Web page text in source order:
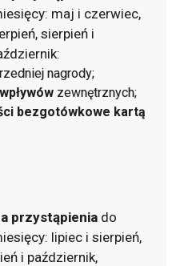
maj i czerwiec,
sierpień i
nagrody;
zewnętrznych;
bezgotówkowe kartą
przystąpienia do
lipiec i sierpień,
i październik,